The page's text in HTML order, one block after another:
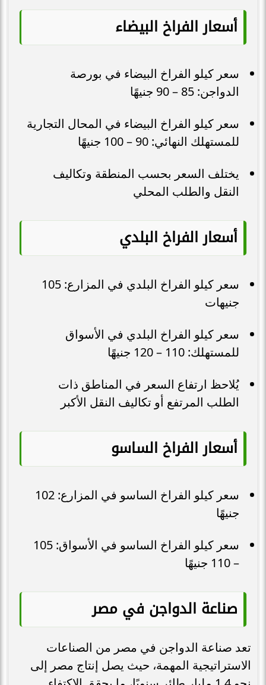
أسعار الفراخ البيضاء
سعر كيلو الفراخ البيضاء في بورصة
الدواجن: 85 – 90 جنيهًا
سعر كيلو الفراخ البيضاء في المحال التجارية
للمستهلك النهائي: 90 – 100 جنيهًا
يختلف السعر بحسب المنطقة وتكاليف
النقل والطلب المحلي
أسعار الفراخ البلدي
سعر كيلو الفراخ البلدي في المزارع: 105
جنيهات
سعر كيلو الفراخ البلدي في الأسواق
للمستهلك: 110 – 120 جنيهًا
يُلاحظ ارتفاع السعر في المناطق ذات
الطلب المرتفع أو تكاليف النقل الأكبر
أسعار الفراخ الساسو
سعر كيلو الفراخ الساسو في المزارع: 102
جنيهًا
سعر كيلو الفراخ الساسو في الأسواق: 105
– 110 جنيهًا
صناعة الدواجن في مصر
تعد صناعة الدواجن في مصر من الصناعات
الاستراتيجية المهمة، حيث يصل إنتاج مصر إلى